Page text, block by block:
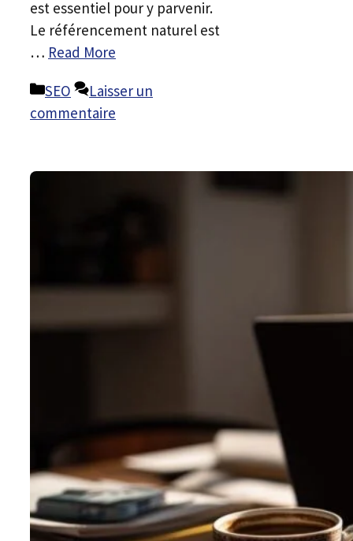
est essentiel pour y parvenir.
Le référencement naturel est
… Read More
Catégories
SEO
Laisser un
commentaire